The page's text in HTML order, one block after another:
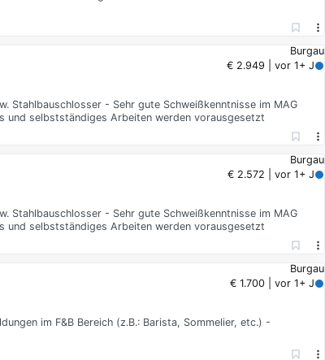
Burgau
€ 2.949 | vor 1+ J
Stahlbauschlosser - Sehr gute Schweißkenntnisse im MAG
und selbstständiges Arbeiten werden vorausgesetzt
Burgau
€ 2.572 | vor 1+ J
Stahlbauschlosser - Sehr gute Schweißkenntnisse im MAG
und selbstständiges Arbeiten werden vorausgesetzt
Burgau
€ 1.700 | vor 1+ J
im F&B Bereich (z.B.: Barista, Sommelier, etc.) -